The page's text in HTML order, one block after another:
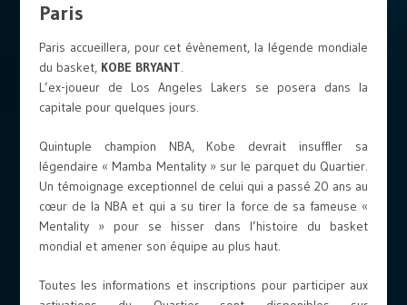
Paris
Paris accueillera, pour cet évènement, la légende mondiale
du basket, KOBE BRYANT.
L’ex-joueur de Los Angeles Lakers se posera dans la
capitale pour quelques jours.
Quintuple champion NBA, Kobe devrait insuffler sa
légendaire « Mamba Mentality » sur le parquet du Quartier.
Un témoignage exceptionnel de celui qui a passé 20 ans au
cœur de la NBA et qui a su tirer la force de sa fameuse «
Mentality » pour se hisser dans l’histoire du basket
mondial et amener son équipe au plus haut.
Toutes les informations et inscriptions pour participer aux